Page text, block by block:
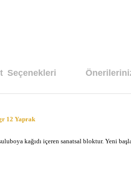
Seçenekleri
12 Yaprak
kağıdı içeren sanatsal bloktur. Yeni